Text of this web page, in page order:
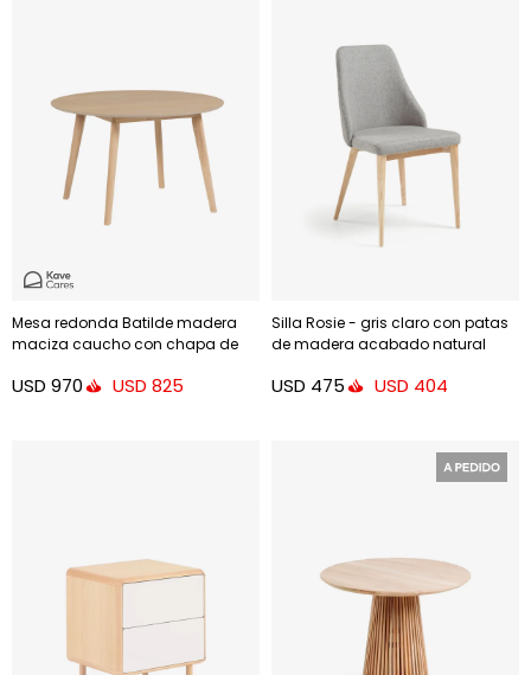
Mesa redonda Batilde madera
maciza caucho con chapa de
USD 970 USD 825
Silla Rosie - gris claro con patas
de madera acabado natural
USD 475 USD 404